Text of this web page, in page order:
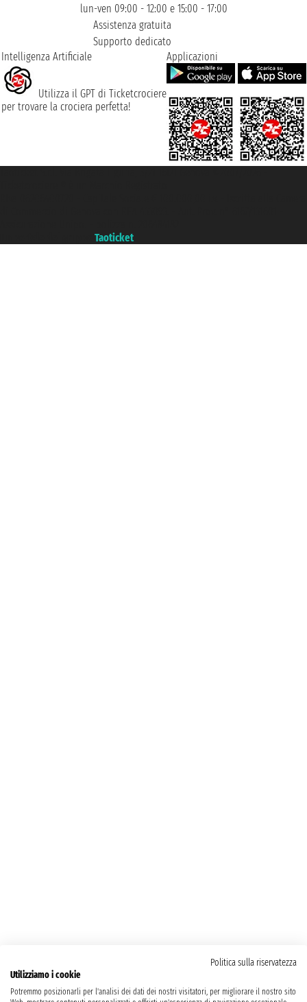
lun-ven 09:00 - 12:00 e 15:00 - 17:00
Assistenza gratuita
Supporto dedicato
Intelligenza Artificiale
Utilizza il GPT di Ticketcrociere
per trovare la crociera perfetta!
Applicazioni
Taoticket
Politica sulla riservatezza
Utilizziamo i cookie
Potremmo posizionarli per l'analisi dei dati dei nostri visitatori, per migliorare il nostro sito